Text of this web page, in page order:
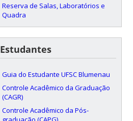
Reserva de Salas, Laboratórios e
Quadra
Estudantes
Guia do Estudante UFSC Blumenau
Controle Acadêmico da Graduação
(CAGR)
Controle Acadêmico da Pós-